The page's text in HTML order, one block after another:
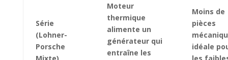
Série
(Lohner-
Porsche
Moteur
thermique
alimente un
générateur qui
entraîne les
Moins de
pièces
idéale